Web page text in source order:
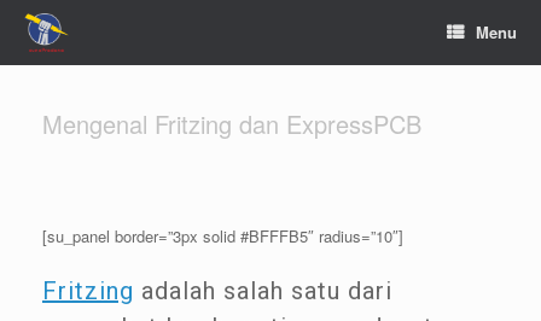
Menu
Mengenal Fritzing dan ExpressPCB
[su_panel border=”3px solid #BFFFB5″ radius=”10″]
Fritzing adalah salah satu dari